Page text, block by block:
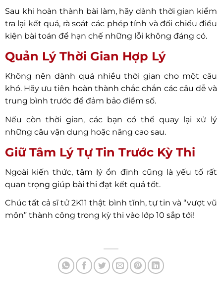
Sau khi hoàn thành bài làm, hãy dành thời gian kiểm
tra lại kết quả, rà soát các phép tính và đối chiếu điều
kiện bài toán để hạn chế những lỗi không đáng có.
Quản Lý Thời Gian Hợp Lý
Không nên dành quá nhiều thời gian cho một câu
khó. Hãy ưu tiên hoàn thành chắc chắn các câu dễ và
trung bình trước để đảm bảo điểm số.
Nếu còn thời gian, các bạn có thể quay lại xử lý
những câu vận dụng hoặc nâng cao sau.
Giữ Tâm Lý Tự Tin Trước Kỳ Thi
Ngoài kiến thức, tâm lý ổn định cũng là yếu tố rất
quan trọng giúp bài thi đạt kết quả tốt.
Chúc tất cả sĩ tử 2K11 thật bình tĩnh, tự tin và “vượt vũ
môn” thành công trong kỳ thi vào lớp 10 sắp tới!